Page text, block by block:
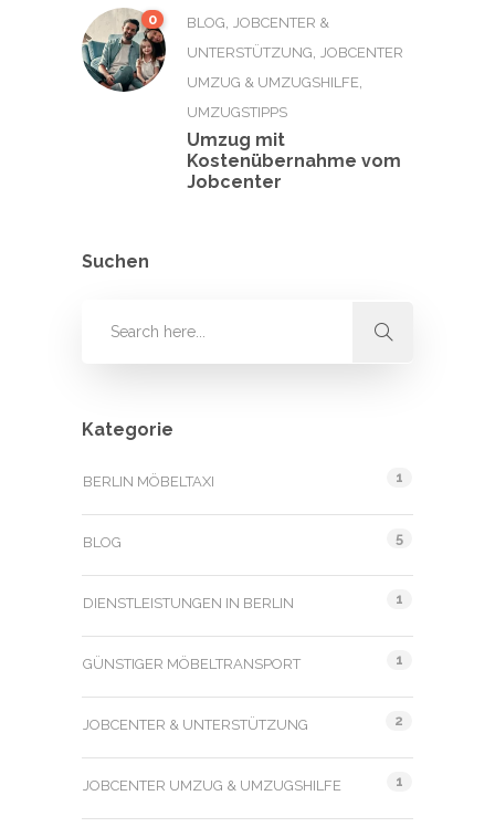
0 BLOG JOBCENTER &
UNTERSTÜTZUNG JOBCENTER
UMZUG & UMZUGSHILFE
UMZUGSTIPPS
Umzug mit
Kostenübernahme vom
Jobcenter
Suchen
Kategorie
BERLIN MÖBELTAXI 1
BLOG 5
DIENSTLEISTUNGEN IN BERLIN 1
GÜNSTIGER MÖBELTRANSPORT 1
JOBCENTER & UNTERSTÜTZUNG 2
JOBCENTER UMZUG & UMZUGSHILFE 1